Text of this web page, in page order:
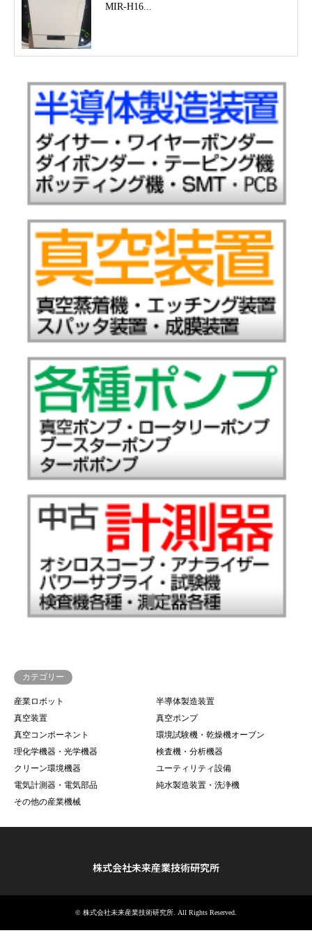
MIR-H16...
カテゴリー
産業ロボット
半導体製造装置
真空装置
真空ポンプ
真空コンポーネント
環境試験機・乾燥機オーブン
理化学機器・光学機器
検査機・分析機器
クリーン環境機器
ユーティリティ設備
電気計測器・電気部品
純水製造装置・洗浄機
その他の産業機械
株式会社未来産業技術研究所
© 株式会社未来産業技術研究所 . All Rights Reserved.